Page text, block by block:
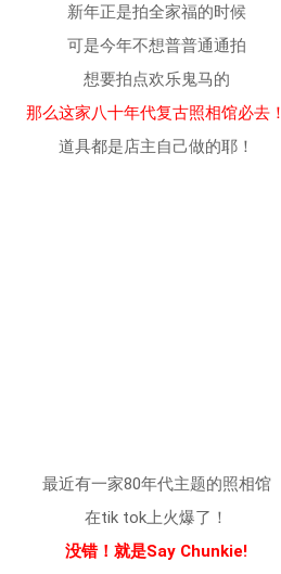
新年正是拍全家福的时候
可是今年不想普普通通拍
想要拍点欢乐鬼马的
那么这家八十年代复古照相馆必去！
道具都是店主自己做的耶！
最近有一家80年代主题的照相馆
在tik tok上火爆了！
没错！就是Say Chunkie!